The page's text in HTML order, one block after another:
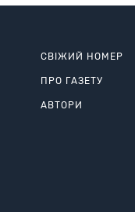
СВІЖИЙ НОМЕР
ПРО ГАЗЕТУ
АВТОРИ